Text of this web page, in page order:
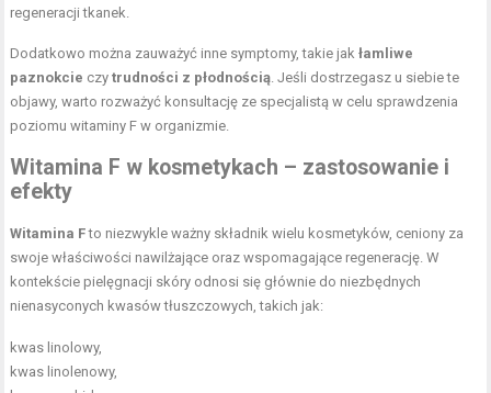
regeneracji tkanek.
Dodatkowo można zauważyć inne symptomy, takie jakłamliwe
paznokcie czytrudności z płodnością. Jeśli dostrzegasz u siebie te
objawy, warto rozważyć konsultację ze specjalistą w celu sprawdzenia
poziomu witaminy F w organizmie.
Witamina F w kosmetykach – zastosowanie i
efekty
Witamina Fto niezwykle ważny składnik wielu kosmetyków, ceniony za
swoje właściwości nawilżające oraz wspomagające regenerację. W
kontekście pielęgnacji skóry odnosi się głównie do niezbędnych
nienasyconych kwasów tłuszczowych, takich jak:
kwas linolowy,
kwas linolenowy,